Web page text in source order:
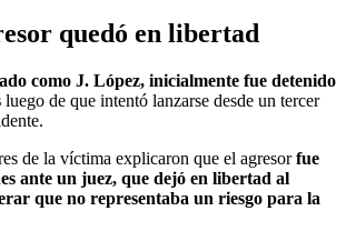
quedó en libertad
como J. López, inicialmente fue detenido
luego de que intentó lanzarse desde un tercer
de la víctima explicaron que el agresorfue
ante un juez, que dejó en libertad al
que no representaba un riesgo para la